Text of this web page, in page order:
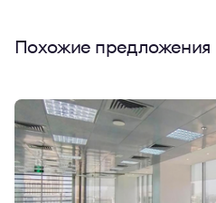
Похожие предложения